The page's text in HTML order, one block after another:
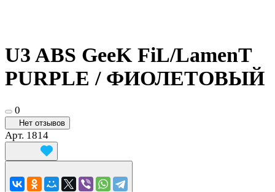
U3 ABS GeeK FiL/LamenT
PURPLE / ФИОЛЕТОВЫЙ
0
Нет отзывов
Арт. 1814